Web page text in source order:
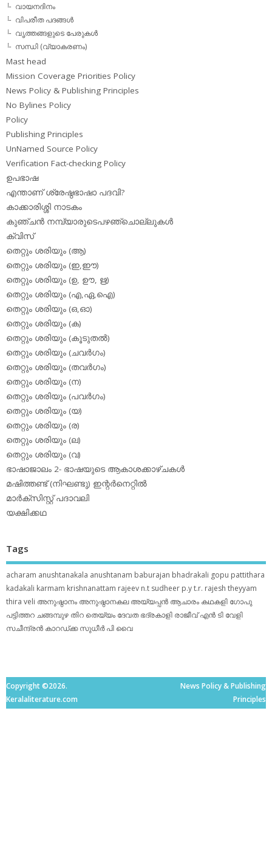
വായനദിനം
വിപരീത പദങ്ങള്‍
വൃത്തങ്ങളുടെ പേരുകള്‍
സന്ധി (വ്യാകരണം)
Mast head
Mission Coverage Priorities Policy
News Policy & Publishing Principles
No Bylines Policy
Policy
Publishing Principles
UnNamed Source Policy
Verification Fact-checking Policy
ഉപഭാഷ
എന്താണ് ശ്രേഷ്ഠഭാഷാ പദവി?
കാക്കാരിശ്ശി നാടകം
കുഞ്ചന്‍ നമ്പ്യാരുടെപഴഞ്ചൊല്ലുകള്‍
ക്വിസ്
തെറ്റും ശരിയും (ആ)
തെറ്റും ശരിയും (ഇ,ഈ)
തെറ്റും ശരിയും (ഉ, ഊ, ഋ)
തെറ്റും ശരിയും (എ,ഏ,ഐ)
തെറ്റും ശരിയും (ഒ,ഓ)
തെറ്റും ശരിയും (ക)
തെറ്റും ശരിയും (കൂടുതല്‍)
തെറ്റും ശരിയും (ചവര്‍ഗം)
തെറ്റും ശരിയും (തവര്‍ഗം)
തെറ്റും ശരിയും (ന)
തെറ്റും ശരിയും (പവര്‍ഗം)
തെറ്റും ശരിയും (യ)
തെറ്റും ശരിയും (ര)
തെറ്റും ശരിയും (ല)
തെറ്റും ശരിയും (വ)
ഭാഷാജാലം 2- ഭാഷയുടെ ആകാശക്കാഴ്ചകള്‍
മഷിത്തണ്ട് (നിഘണ്ടു) ഇന്റര്‍നെറ്റില്‍
മാര്‍ക്‌സിസ്റ്റ് പദാവലി
യക്ഷിക്കഥ
Tags
acharam anushtanakala anushtanam baburajan bhadrakali gopu pattithara
kadakali karmam krishnanattam rajeev n.t sudheer p.yt.r. rajesh theyyam
thira veli അനുഷ്ഠാനം അനുഷ്ഠാനകല അയ്യപ്പന്‍ ആചാരം കഥകളി ഗോപു
പട്ടിത്തറ ചങ്ങമ്പുഴ തിറ തെയ്യം ദേവത ഭദ്രകാളി രാജീവ് എൻ ടി വേളി
സചീന്ദ്രന്‍ കാറഡ്ക്ക സുധീര്‍ പി വൈ
Copyright ©2026.
Keralaliterature.com
News Policy & Publishing
Principles